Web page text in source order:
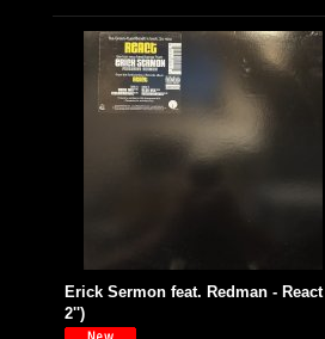
Erick Sermon feat. Redman - React
2'')